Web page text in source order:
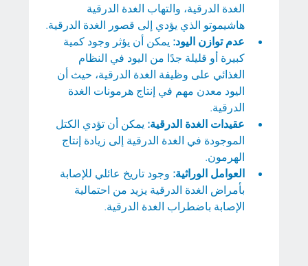
الغدة الدرقية، والتهاب الغدة الدرقية
هاشيموتو الذي يؤدي إلى قصور الغدة الدرقية.
عدم توازن اليود: يمكن أن يؤثر وجود كمية
كبيرة أو قليلة جدًا من اليود في النظام
الغذائي على وظيفة الغدة الدرقية، حيث أن
اليود معدن مهم في إنتاج هرمونات الغدة
الدرقية.
عقيدات الغدة الدرقية: يمكن أن تؤدي الكتل
الموجودة في الغدة الدرقية إلى زيادة إنتاج
الهرمون.
العوامل الوراثية: وجود تاريخ عائلي للإصابة
بأمراض الغدة الدرقية يزيد من احتمالية
الإصابة باضطراب الغدة الدرقية.